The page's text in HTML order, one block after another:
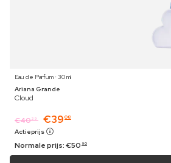
Eau de Parfum ⋅ 30 ml
Ariana Grande
Cloud
€4029 €39 08
Actieprijs
Normale prijs:€50 90